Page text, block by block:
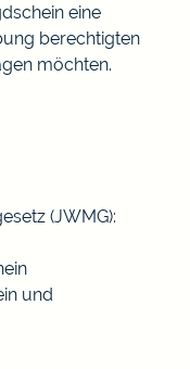
eine
berechtigten
möchten.
(JWMG):
und